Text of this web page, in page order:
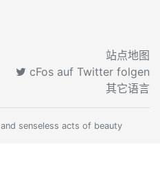
站点地图
cFos auf Twitter folgen
其它语言
senseless acts of beauty